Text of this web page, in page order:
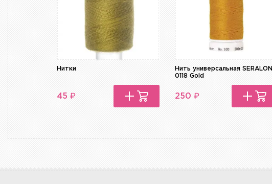
Нитки
45 ₽
Нить универсальная SERALON
0118 Gold
250 ₽